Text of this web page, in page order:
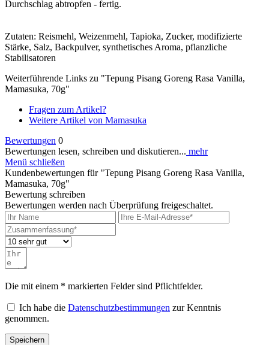
Durchschlag abtropfen - fertig.
Zutaten: Reismehl, Weizenmehl, Tapioka, Zucker, modifizierte
Stärke, Salz, Backpulver, synthetisches Aroma, pflanzliche
Stabilisatoren
Weiterführende Links zu "Tepung Pisang Goreng Rasa Vanilla,
Mamasuka, 70g"
Fragen zum Artikel?
Weitere Artikel von Mamasuka
Bewertungen 0
Bewertungen lesen, schreiben und diskutieren... mehr
Menü schließen
Kundenbewertungen für "Tepung Pisang Goreng Rasa Vanilla,
Mamasuka, 70g"
Bewertung schreiben
Bewertungen werden nach Überprüfung freigeschaltet.
Die mit einem * markierten Felder sind Pflichtfelder.
Ich habe die Datenschutzbestimmungen zur Kenntnis
genommen.
Speichern